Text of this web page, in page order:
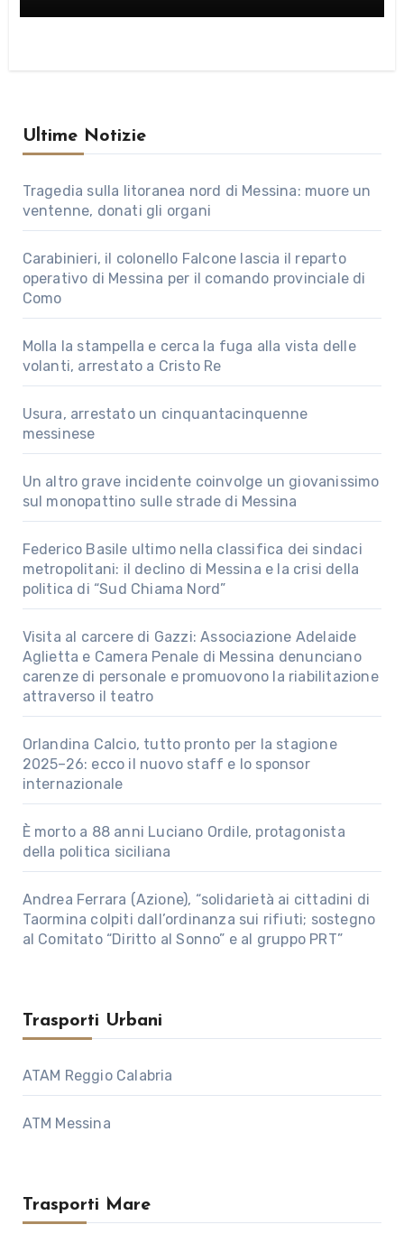
Ultime Notizie
Tragedia sulla litoranea nord di Messina: muore un
ventenne, donati gli organi
Carabinieri, il colonello Falcone lascia il reparto
operativo di Messina per il comando provinciale di
Como
Molla la stampella e cerca la fuga alla vista delle
volanti, arrestato a Cristo Re
Usura, arrestato un cinquantacinquenne
messinese
Un altro grave incidente coinvolge un giovanissimo
sul monopattino sulle strade di Messina
Federico Basile ultimo nella classifica dei sindaci
metropolitani: il declino di Messina e la crisi della
politica di “Sud Chiama Nord”
Visita al carcere di Gazzi: Associazione Adelaide
Aglietta e Camera Penale di Messina denunciano
carenze di personale e promuovono la riabilitazione
attraverso il teatro
Orlandina Calcio, tutto pronto per la stagione
2025–26: ecco il nuovo staff e lo sponsor
internazionale
È morto a 88 anni Luciano Ordile, protagonista
della politica siciliana
Andrea Ferrara (Azione), “solidarietà ai cittadini di
Taormina colpiti dall’ordinanza sui rifiuti; sostegno
al Comitato “Diritto al Sonno” e al gruppo PRT”
Trasporti Urbani
ATAM Reggio Calabria
ATM Messina
Trasporti Mare